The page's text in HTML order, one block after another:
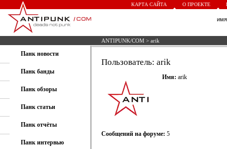
КАРТА САЙТА О ПРОЕКТЕ
ANTIPUNK/COM > arik
Панк новости
Панк банды
Панк обзоры
Панк статьи
Панк отчёты
Панк интервью
Пользователь: arik
Имя: arik
Сообщений на форуме: 5